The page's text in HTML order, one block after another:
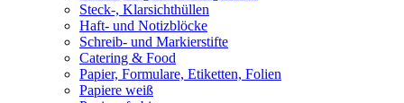
Steck-, Klarsichthüllen
Haft- und Notizblöcke
Schreib- und Markierstifte
Catering & Food
Papier, Formulare, Etiketten, Folien
Papiere weiß